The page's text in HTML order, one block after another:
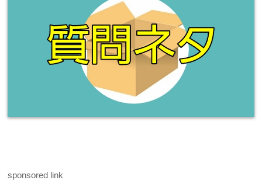
sponsored link